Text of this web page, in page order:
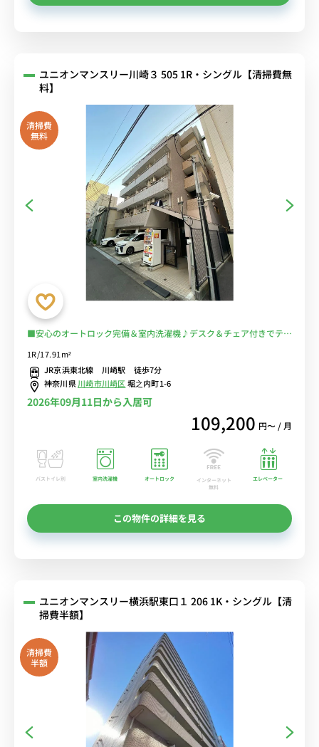
ユニオンマンスリー川崎３ 505 1R・シングル【清掃費無
料】
清掃費
無料
■安心のオートロック完備＆室内洗濯機♪デスク＆チェア付きでテレ
歩圏内で多数の路線利用可能/東京・秋葉原・横浜まで乗換なし■選
べるWi-Fi格安レンタル中！
1R/17.91m²
JR京浜東北線 川崎駅 徒歩7分
神奈川県川崎市川崎区堀之内町1-6
2026年09月11日から入居可
109,200 円〜 / 月
バストイレ別 室内洗濯機 オートロック
インターネット
無料
エレベーター
この物件の詳細を見る
ユニオンマンスリー横浜駅東口１ 206 1K・シングル【清
掃費半額】
清掃費
半額